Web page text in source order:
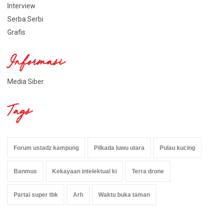
Interview
Serba Serbi
Grafis
Informasi
Media Siber
Tags
Forum ustadz kampung Pilkada luwu utara Pulau kucing
Banmus Kekayaan intelektual ki Terra drone
Partai super tbk Arh Waktu buka taman